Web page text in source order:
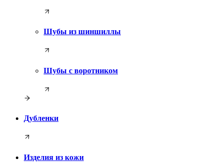
Шубы из шиншиллы
Шубы с воротником
Дубленки
Изделия из кожи